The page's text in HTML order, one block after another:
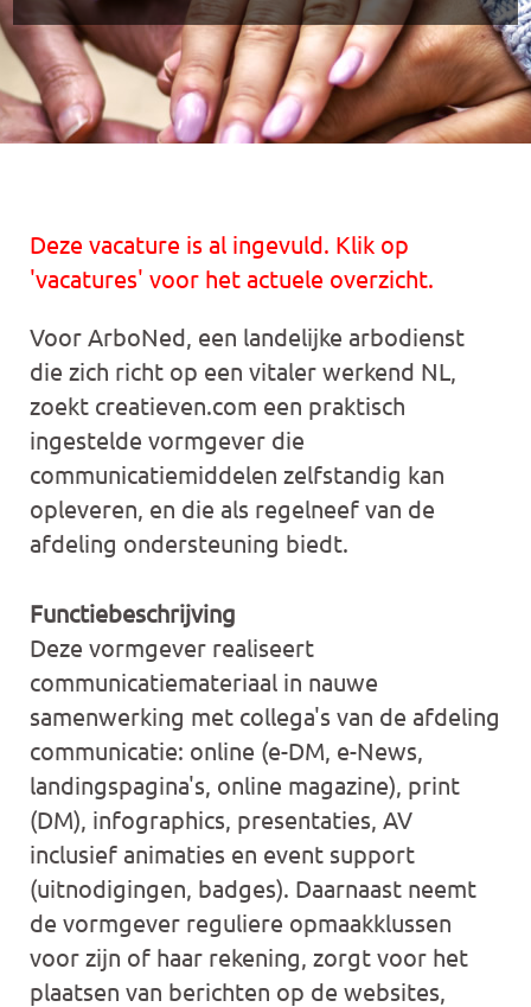
Deze vacature is al ingevuld. Klik op
'vacatures' voor het actuele overzicht.
Voor ArboNed, een landelijke arbodienst
die zich richt op een vitaler werkend NL,
zoekt creatieven.com een praktisch
ingestelde vormgever die
communicatiemiddelen zelfstandig kan
opleveren, en die als regelneef van de
afdeling ondersteuning biedt.
Functiebeschrijving
Deze vormgever realiseert
communicatiemateriaal in nauwe
samenwerking met collega's van de afdeling
communicatie: online (e-DM, e-News,
landingspagina's, online magazine), print
(DM), infographics, presentaties, AV
inclusief animaties en event support
(uitnodigingen, badges). Daarnaast neemt
de vormgever reguliere opmaakklussen
voor zijn of haar rekening, zorgt voor het
plaatsen van berichten op de websites,